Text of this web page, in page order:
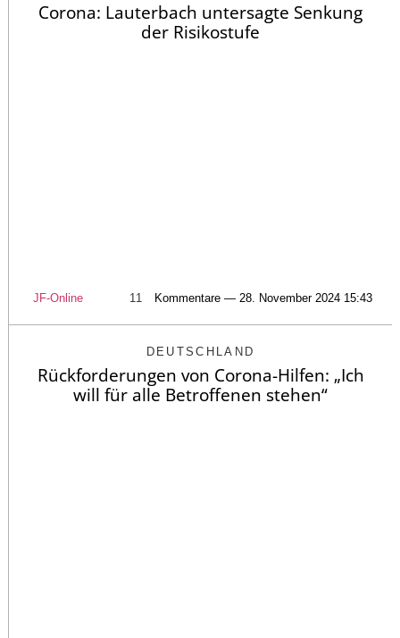
Corona: Lauterbach untersagte Senkung
der Risikostufe
JF-Online 11 Kommentare — 28. November 2024 15:43
DEUTSCHLAND
Rückforderungen von Corona-Hilfen: „Ich
will für alle Betroffenen stehen“